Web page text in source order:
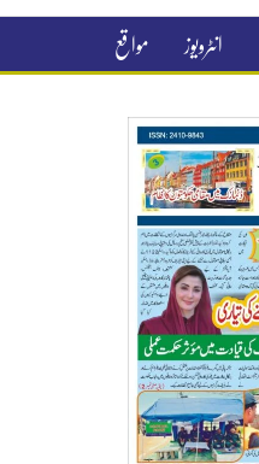
انٹرویوز مواقع